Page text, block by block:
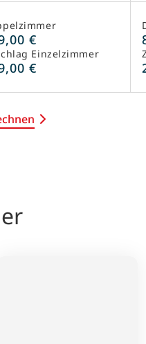
€
Einzelzimmer
€